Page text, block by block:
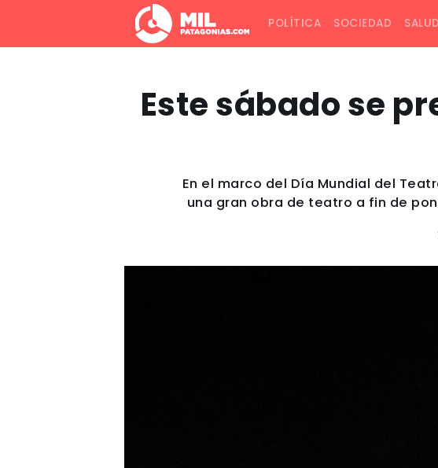
POLÍTICA SOCIEDAD SALUD
Este sábado se
En el marco del Día Mundial del
una gran obra de teatro a fin de